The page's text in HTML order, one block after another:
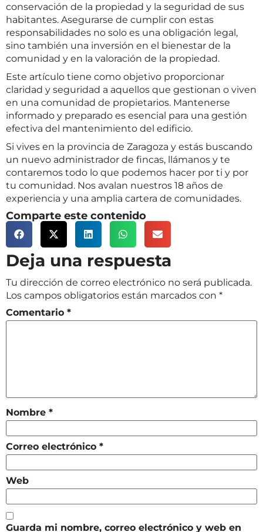
conservación de la propiedad y la seguridad de sus
habitantes. Asegurarse de cumplir con estas
responsabilidades no solo es una obligación legal,
sino también una inversión en el bienestar de la
comunidad y en la valoración de la propiedad.
Este artículo tiene como objetivo proporcionar
claridad y seguridad a aquellos que gestionan o viven
en una comunidad de propietarios. Mantenerse
informado y preparado es esencial para una gestión
efectiva del mantenimiento del edificio.
Si vives en la provincia de Zaragoza y estás buscando
un nuevo administrador de fincas, llámanos y te
contaremos todo lo que podemos hacer por ti y por
tu comunidad. Nos avalan nuestros 18 años de
experiencia y una amplia cartera de comunidades.
Comparte este contenido
Deja una respuesta
Tu dirección de correo electrónico no será publicada.
Los campos obligatorios están marcados con *
Comentario *
Nombre *
Correo electrónico *
Web
Guarda mi nombre, correo electrónico y web en